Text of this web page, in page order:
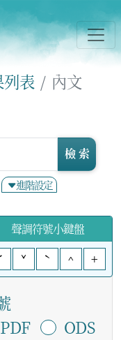
表 內文
進階設定
檢 索
聲調符號小鍵盤
ˇ ˋ ^ +
PDF
ODS